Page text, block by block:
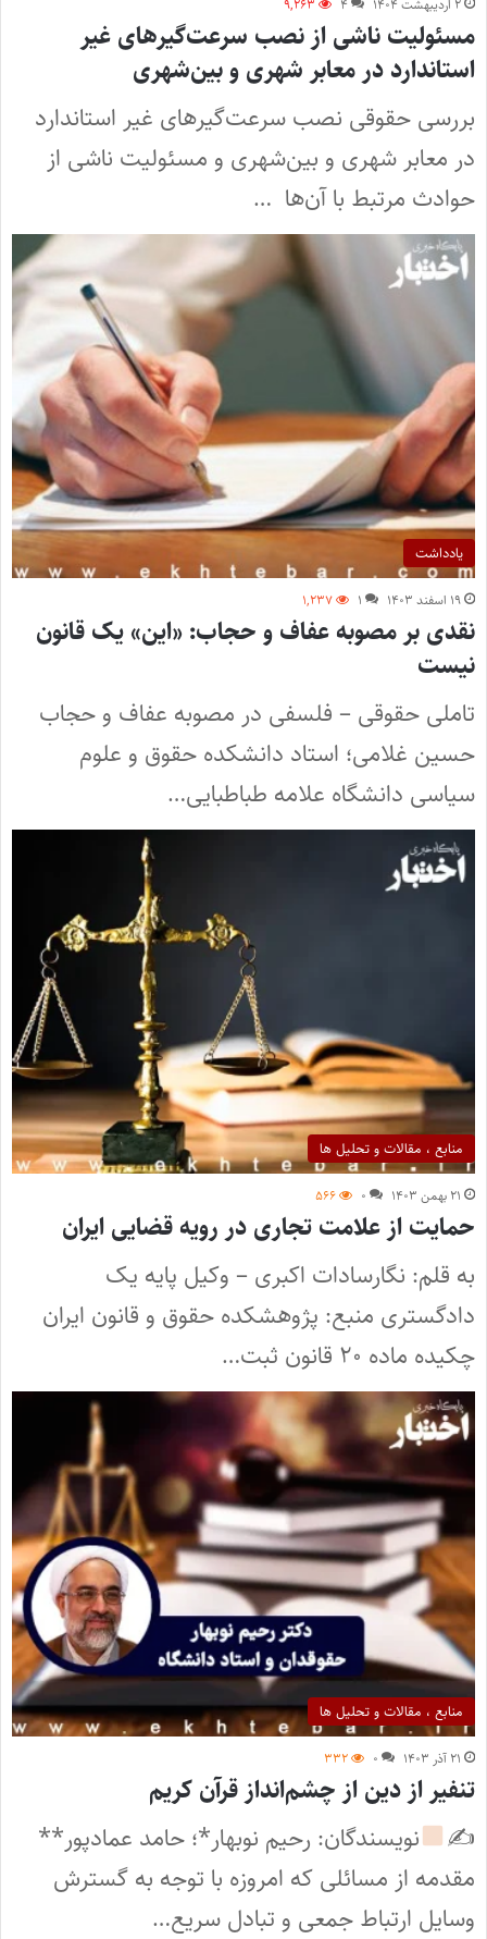
۲ اردیبهشت ۱۴۰۴ ۴ ۹,۲۶۳
مسئولیت ناشی از نصب سرعت‌گیرهای غیر
استاندارد در معابر شهری و بین‌شهری
بررسی حقوقی نصب سرعت‌گیرهای غیر استاندارد
در معابر شهری و بین‌شهری و مسئولیت ناشی از
حوادث مرتبط با آن‌ها …
یادداشت
۱۹ اسفند ۱۴۰۳ ۱ ۱,۲۳۷
نقدی بر مصوبه عفاف و حجاب: «این» یک قانون
نیست
تاملی حقوقی – فلسفی در مصوبه عفاف و حجاب
حسین غلامی؛ استاد دانشکده حقوق و علوم
سیاسى دانشگاه علامه طباطبایى…
منابع ، مقالات و تحلیل ها
۲۱ بهمن ۱۴۰۳ ۰ ۵۶۶
حمایت از علامت تجاری در رویه قضایی ایران
به قلم: نگارسادات اکبری – وکیل پایه یک
دادگستری منبع: پژوهشکده حقوق و قانون ایران
چکیده ماده ۲۰ قانون ثبت…
منابع ، مقالات و تحلیل ها
۲۱ آذر ۱۴۰۳ ۰ ۳۳۲
تنفیر از دین از چشم‌انداز قرآن کریم
✍
نویسندگان: رحیم نوبهار*؛ حامد عمادپور**
مقدمه از مسائلی که امروزه با توجه به گسترش
وسایل ارتباط جمعی و تبادل سریع…